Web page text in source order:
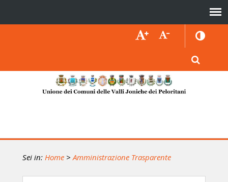
Sei in: Home >Amministrazione Trasparente